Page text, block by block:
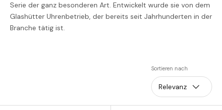
Serie der ganz besonderen Art. Entwickelt wurde sie von dem
Glashütter Uhrenbetrieb, der bereits seit Jahrhunderten in der
Branche tätig ist.
Sortieren nach
Relevanz